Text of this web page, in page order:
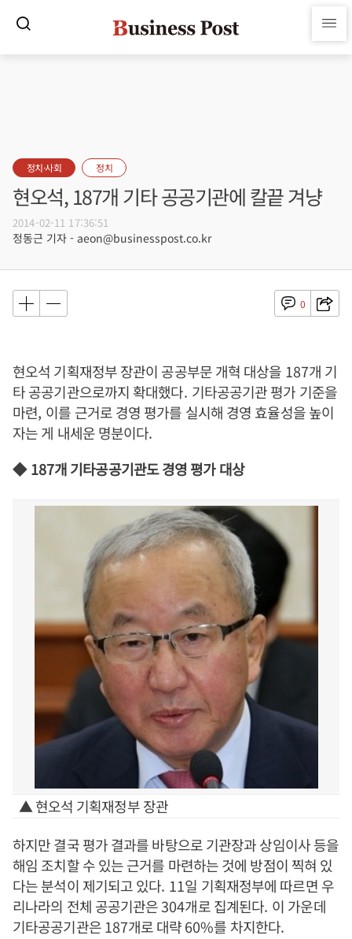
정치·사회 정치
현오석, 187개 기타 공공기관에 칼끝 겨냥
2014-02-11 17:36:51
정동근 기자 - aeon@businesspost.co.kr
0
현오석 기획재정부 장관이 공공부문 개혁 대상을 187개 기
타 공공기관으로까지 확대했다. 기타공공기관 평가 기준을
마련, 이를 근거로 경영 평가를 실시해 경영 효율성을 높이
자는 게 내세운 명분이다.
◆187개 기타공공기관도 경영 평가 대상
▲ 현오석 기획재정부 장관
하지만 결국 평가 결과를 바탕으로 기관장과 상임이사 등을
해임 조치할 수 있는 근거를 마련하는 것에 방점이 찍혀 있
다는 분석이 제기되고 있다. 11일 기획재정부에 따르면 우
리나라의 전체 공공기관은304개로 집계된다. 이 가운데
기타공공기관은187개로 대략60%를 차지한다.